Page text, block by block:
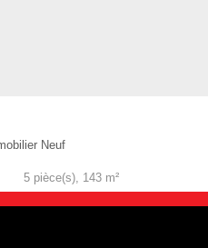
Neuf
5 pièce(s), 143 m²